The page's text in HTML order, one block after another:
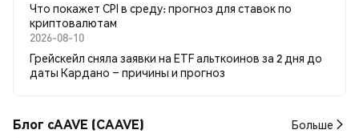
Что покажет CPI в среду: прогноз для ставок по
криптовалютам
2026-08-10
Грейскейл сняла заявки на ETF альткоинов за 2 дня до
даты Кардано – причины и прогноз
Блог cAAVE (CAAVE) Больше